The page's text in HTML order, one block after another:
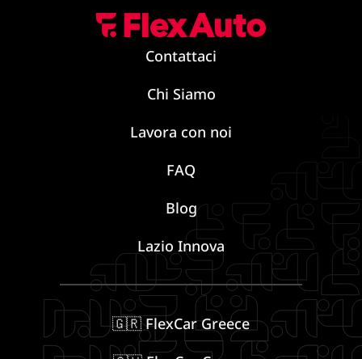
Contattaci
Chi Siamo
Lavora con noi
FAQ
Blog
Lazio Innova
🇬🇷 FlexCar Greece